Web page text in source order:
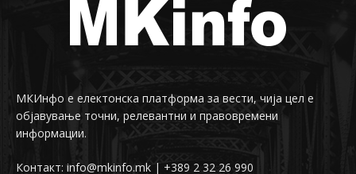
МКИнфо е електонска платформа за вести, чија цел е
објавување точни, релевантни и правовремени
информации.
Контакт: info@mkinfo.mk | +389 2 32 26 990